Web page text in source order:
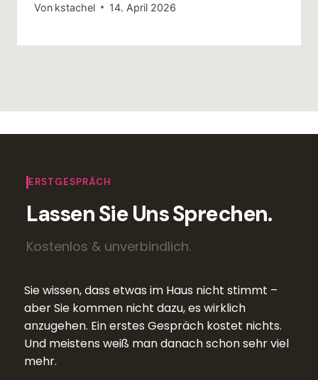
Von kstachel 14. April 2026
ERSTGESPRÄCH
Lassen Sie Uns Sprechen.
Kostenlos & unverbindlich.
Sie wissen, dass etwas im Haus nicht stimmt –
aber Sie kommen nicht dazu, es wirklich
anzugehen. Ein erstes Gespräch kostet nichts.
Und meistens weiß man danach schon sehr viel
mehr.